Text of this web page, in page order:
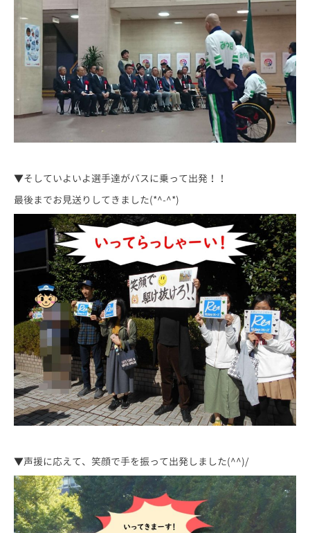
▼そしていよいよ選手達がバスに乗って出発！！
最後までお見送りしてきました(*^-^*)
▼声援に応えて、笑顔で手を振って出発しました(^^)/